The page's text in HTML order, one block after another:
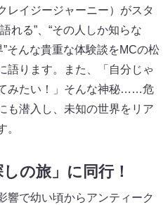
レイジージャーニー）がスタ
れる”、“その人しか知らな
”そんな貴重な体験談をMCの松
語ります。また、「自分じゃ
みたい！」そんな神秘……危
潜入し、未知の世界をリア
。
の旅」に同行！
響で幼い頃からアンティーク